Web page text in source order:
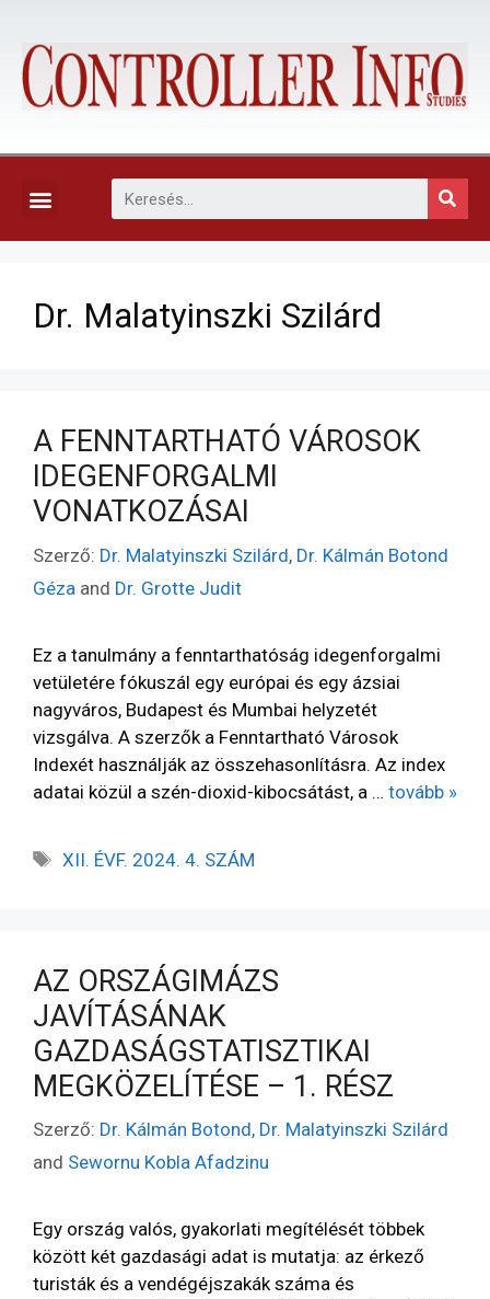
Dr. Malatyinszki Szilárd
A FENNTARTHATÓ VÁROSOK
IDEGENFORGALMI
VONATKOZÁSAI
Szerző: Dr. Malatyinszki Szilárd, Dr. Kálmán Botond
Géza and Dr. Grotte Judit
Ez a tanulmány a fenntarthatóság idegenforgalmi
vetületére fókuszál egy európai és egy ázsiai
nagyváros, Budapest és Mumbai helyzetét
vizsgálva. A szerzők a Fenntartható Városok
Indexét használják az összehasonlításra. Az index
adatai közül a szén-dioxid-kibocsátást, a … tovább »
XII. ÉVF. 2024. 4. SZÁM
AZ ORSZÁGIMÁZS
JAVÍTÁSÁNAK
GAZDASÁGSTATISZTIKAI
MEGKÖZELÍTÉSE – 1. RÉSZ
Szerző: Dr. Kálmán Botond, Dr. Malatyinszki Szilárd
and Sewornu Kobla Afadzinu
Egy ország valós, gyakorlati megítélését többek
között két gazdasági adat is mutatja: az érkező
turisták és a vendégéjszakák száma és